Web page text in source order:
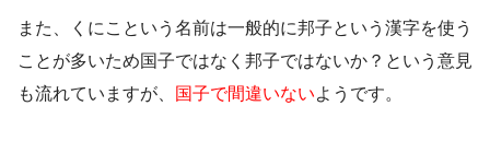
また、くにこという名前は一般的に邦子という漢字を使う
ことが多いため国子ではなく邦子ではないか？という意見
も流れていますが、
国子で間違いないようです。